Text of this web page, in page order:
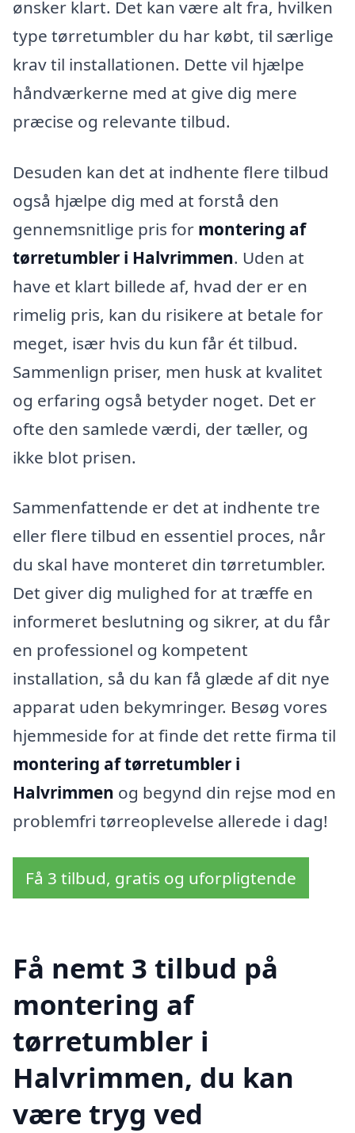
ønsker klart. Det kan være alt fra, hvilken
type tørretumbler du har købt, til særlige
krav til installationen. Dette vil hjælpe
håndværkerne med at give dig mere
præcise og relevante tilbud.
Desuden kan det at indhente flere tilbud
også hjælpe dig med at forstå den
gennemsnitlige pris for montering af
tørretumbler i Halvrimmen. Uden at
have et klart billede af, hvad der er en
rimelig pris, kan du risikere at betale for
meget, især hvis du kun får ét tilbud.
Sammenlign priser, men husk at kvalitet
og erfaring også betyder noget. Det er
ofte den samlede værdi, der tæller, og
ikke blot prisen.
Sammenfattende er det at indhente tre
eller flere tilbud en essentiel proces, når
du skal have monteret din tørretumbler.
Det giver dig mulighed for at træffe en
informeret beslutning og sikrer, at du får
en professionel og kompetent
installation, så du kan få glæde af dit nye
apparat uden bekymringer. Besøg vores
hjemmeside for at finde det rette firma til
montering af tørretumbler i
Halvrimmen og begynd din rejse mod en
problemfri tørreoplevelse allerede i dag!
Få 3 tilbud, gratis og uforpligtende
Få nemt 3 tilbud på
montering af
tørretumbler i
Halvrimmen, du kan
være tryg ved